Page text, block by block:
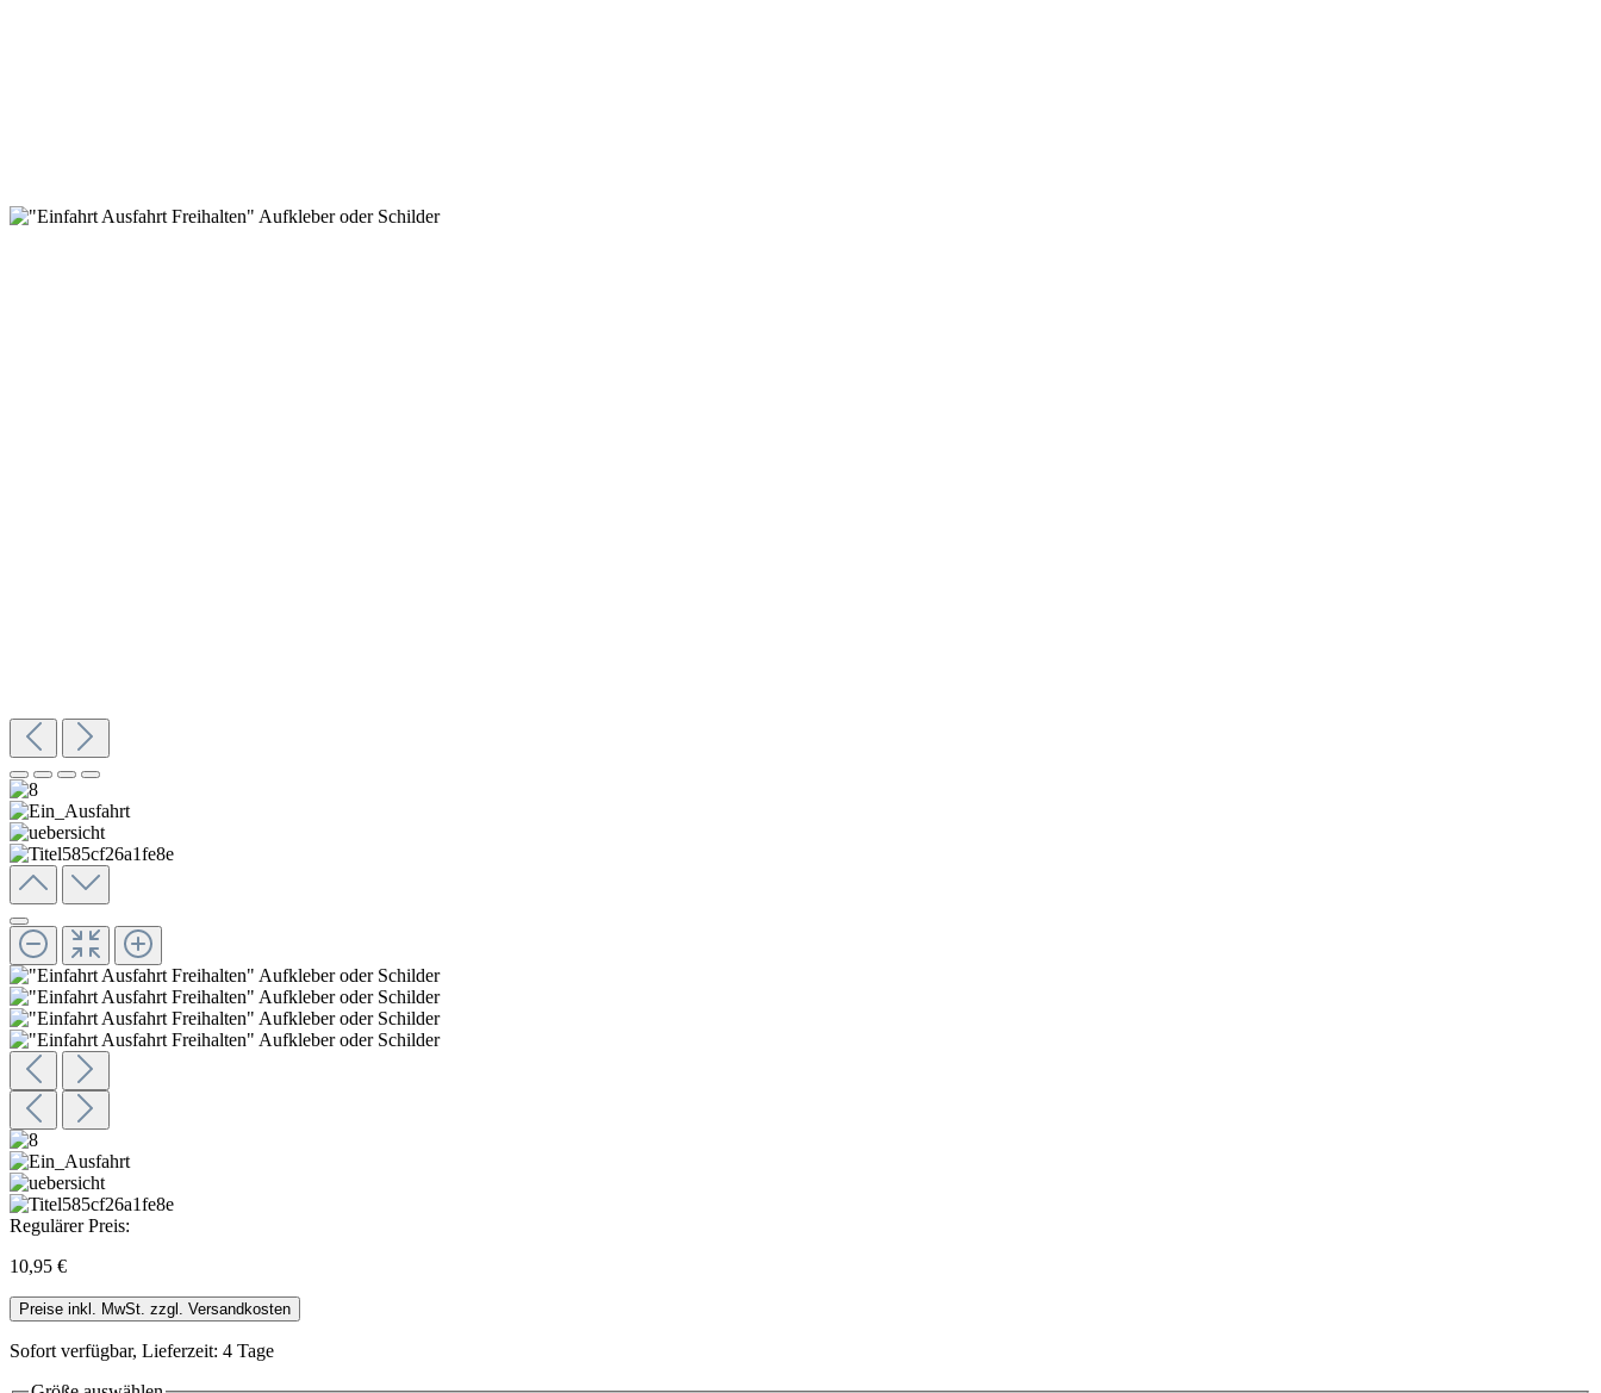
Regulärer Preis:
10,95 €
Preise inkl. MwSt. zzgl. Versandkosten
Sofort verfügbar, Lieferzeit: 4 Tage